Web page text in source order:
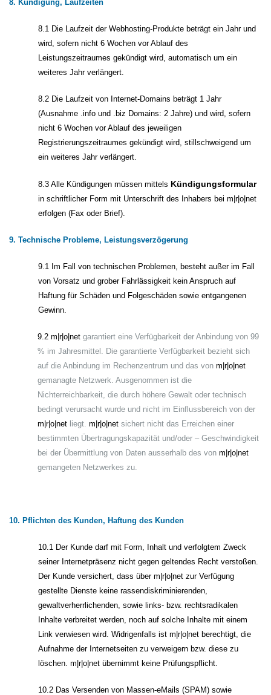
8. Kündigung, Laufzeiten
8.1 Die Laufzeit der Webhosting-Produkte beträgt ein Jahr und
wird, sofern nicht 6 Wochen vor Ablauf des
Leistungszeitraumes gekündigt wird, automatisch um ein
weiteres Jahr verlängert.
8.2 Die Laufzeit von Internet-Domains beträgt 1 Jahr
(Ausnahme .info und .biz Domains: 2 Jahre) und wird, sofern
nicht 6 Wochen vor Ablauf des jeweiligen
Registrierungszeitraumes gekündigt wird, stillschweigend um
ein weiteres Jahr verlängert.
8.3 Alle Kündigungen müssen mittels Kündigungsformular
in schriftlicher Form mit Unterschrift des Inhabers bei m|r|o|net
erfolgen (Fax oder Brief).
9. Technische Probleme, Leistungsverzögerung
9.1 Im Fall von technischen Problemen, besteht außer im Fall
von Vorsatz und grober Fahrlässigkeit kein Anspruch auf
Haftung für Schäden und Folgeschäden sowie entgangenen
Gewinn.
9.2 m|r|o|netgarantiert eine Verfügbarkeit der Anbindung von 99
% im Jahresmittel. Die garantierte Verfügbarkeit bezieht sich
auf die Anbindung im Rechenzentrum und das vonm|r|o|net
gemanagte Netzwerk. Ausgenommen ist die
Nichterreichbarkeit, die durch höhere Gewalt oder technisch
bedingt verursacht wurde und nicht im Einflussbereich von der
m|r|o|net liegt.m|r|o|net sichert nicht das Erreichen einer
bestimmten Übertragungskapazität und/oder – Geschwindigkeit
bei der Übermittlung von Daten ausserhalb des vonm|r|o|net
gemangeten Netzwerkes zu.
10. Pflichten des Kunden, Haftung des Kunden
10.1 Der Kunde darf mit Form, Inhalt und verfolgtem Zweck
seiner Internetpräsenz nicht gegen geltendes Recht verstoßen.
Der Kunde versichert, dass über m|r|o|net zur Verfügung
gestellte Dienste keine rassendiskriminierenden,
gewaltverherrlichenden, sowie links- bzw. rechtsradikalen
Inhalte verbreitet werden, noch auf solche Inhalte mit einem
Link verwiesen wird. Widrigenfalls ist m|r|o|net berechtigt, die
Aufnahme der Internetseiten zu verweigern bzw. diese zu
löschen. m|r|o|net übernimmt keine Prüfungspflicht.
10.2 Das Versenden von Massen-eMails (SPAM) sowie